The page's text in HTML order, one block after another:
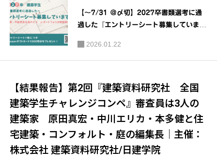
【～7/31 ＠〆切】2027卒書類選考に通
過した『エントリーシート募集していま
社/日建学院
2026.01.22
【結果報告】第2回『建築資料研究社 全国
建築学生チャレンジコンペ』審査員は3人の
建築家 原田真宏・中川エリカ・本多健と住
宅建築・コンフォルト・庭の編集長｜主催：
株式会社 建築資料研究社/日建学院